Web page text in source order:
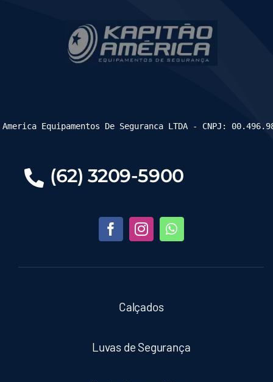
(62) 3209-5900
Calçados
Luvas de Segurança
Equipamentos De Seguranca LTDA - CNPJ: